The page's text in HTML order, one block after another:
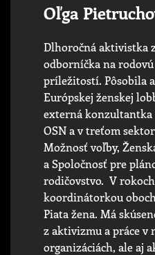
Oľga
Dlhoročná aktivistka
odborníčka na
príležitostí. Pôsobila
Európskej ženskej
externá konzultantka
OSN a v treťom
Možnosť voľby,
a Spoločnosť pre
rodičovstvo. V rokoch
koordinátorkou
Piata žena. Má
z aktivizmu a práce v
organizáciách, ale aj